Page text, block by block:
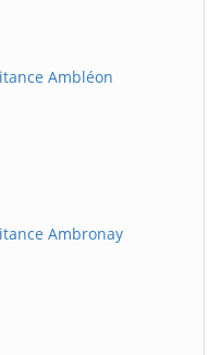
Ambléon
Ambronay